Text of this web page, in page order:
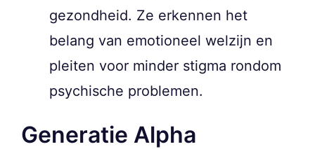
gezondheid. Ze erkennen het
belang van emotioneel welzijn en
pleiten voor minder stigma rondom
psychische problemen.
Generatie Alpha